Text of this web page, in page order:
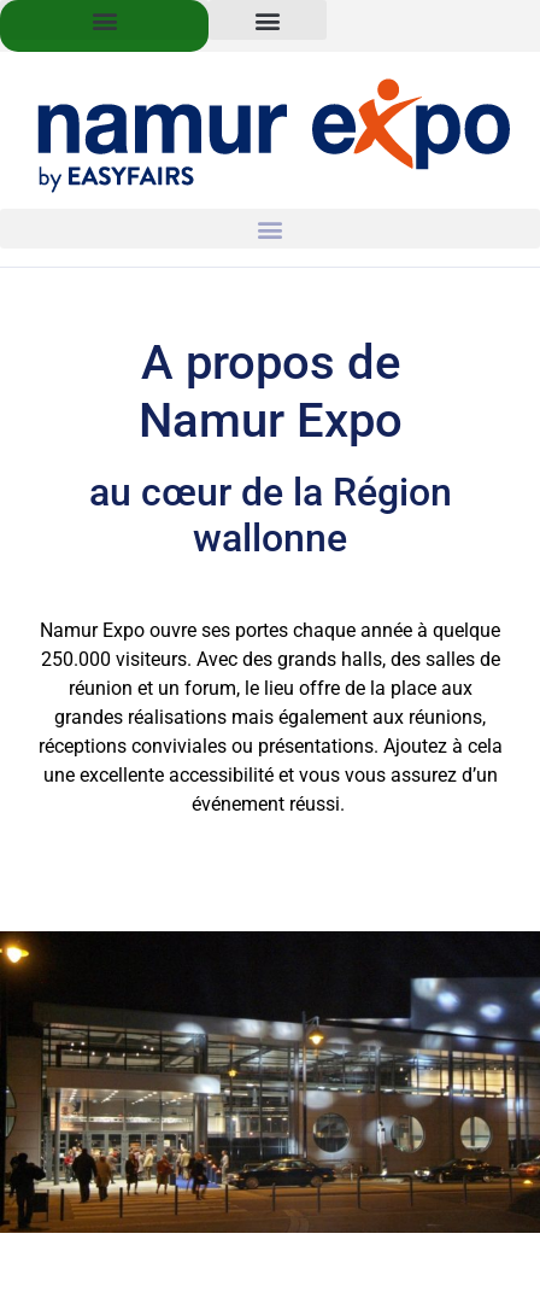
A propos de
Namur Expo
au cœur de la Région
wallonne
Namur Expo ouvre ses portes chaque année à quelque
250.000 visiteurs. Avec des grands halls, des salles de
réunion et un forum, le lieu offre de la place aux
grandes réalisations mais également aux réunions,
réceptions conviviales ou présentations. Ajoutez à cela
une excellente accessibilité et vous vous assurez d’un
événement réussi.